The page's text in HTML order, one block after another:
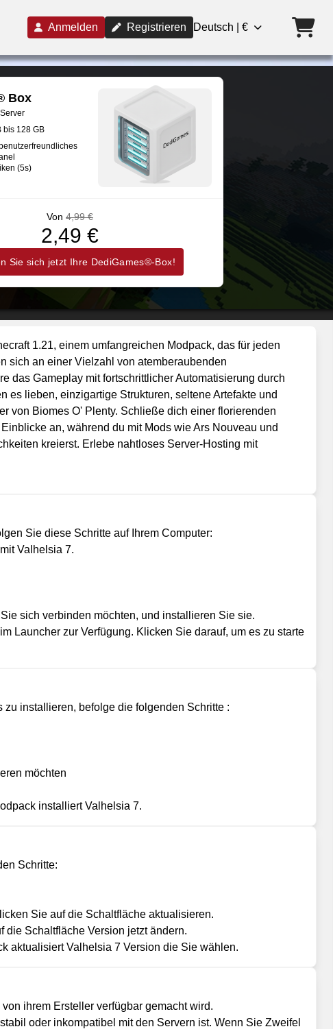
Anmelden Registrieren Deutsch | €
Box
bis 128 GB
(5s)
Von 4,99 €
2,49 €
Sie sich jetzt Ihre DediGames®-Box!
1.21, einem umfangreichen Modpack, das für jeden
sich an einer Vielzahl von atemberaubenden
das Gameplay mit fortschrittlicher Automatisierung durch
es lieben, einzigartige Strukturen, seltene Artefakte und
von Biomes O' Plenty. Schließe dich einer florierenden
an, während du mit Mods wie Ars Nouveau und
kreierst. Erlebe nahtloses Server-Hosting mit
Sie diese Schritte auf Ihrem Computer:
Valhelsia 7.
sich verbinden möchten, und installieren Sie sie.
Launcher zur Verfügung. Klicken Sie darauf, um es zu starte
installieren, befolge die folgenden Schritte :
möchten
installiert Valhelsia 7.
Schritte:
Sie auf die Schaltfläche aktualisieren.
Schaltfläche Version jetzt ändern.
aktualisiert Valhelsia 7 Version die Sie wählen.
ihrem Ersteller verfügbar gemacht wird.
oder inkompatibel mit den Servern ist. Wenn Sie Zweifel